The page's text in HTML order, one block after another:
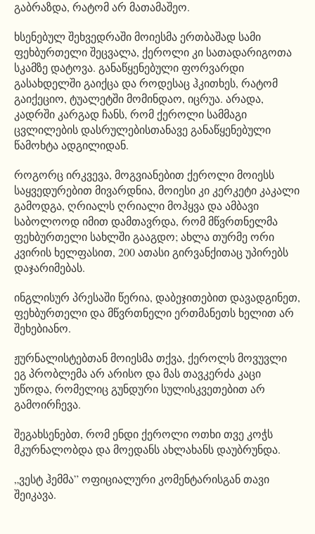
გაბრაზდა, რატომ არ მათამაშეო.
ხსენებულ შეხვედრაში მოიესმა ერთბაშად სამი
ფეხბურთელი შეცვალა, ქეროლი კი სათადარიგოთა
სკამზე დატოვა. განაწყენებული ფორვარდი
გასახდელში გაიქცა და როდესაც ჰკითხეს, რატომ
გაიქეციო, ტუალეტში მომინდაო, იცრუა. არადა,
კადრში კარგად ჩანს, რომ ქეროლი სამმაგი
ცვლილების დასრულებისთანავე განაწყენებული
წამოხტა ადგილიდან.
როგორც ირკვევა, მოგვიანებით ქეროლი მოიესს
საყვედურებით მივარდნია, მოიესი კი კერკეტი კაკალი
გამოდგა, ღრიალს ღრიალი მოჰყვა და ამბავი
საბოლოოდ იმით დამთავრდა, რომ მწვრთნელმა
ფეხბურთელი სახლში გააგდო; ახლა თურმე ორი
კვირის ხელფასით, 200 ათასი გირვანქითაც უპირებს
დაჯარიმებას.
ინგლისურ პრესაში წერია, დაბეჯითებით დავადგინეთ,
ფეხბურთელი და მწვრთნელი ერთმანეთს ხელით არ
შეხებიანო.
ჟურნალისტებთან მოიესმა თქვა, ქეროლს მოვუვლი
ეგ პრობლემა არ არისო და მას თავკერძა კაცი
უწოდა, რომელიც გუნდური სულისკვეთებით არ
გამოირჩევა.
შეგახსენებთ, რომ ენდი ქეროლი ოთხი თვე კოჭს
მკურნალობდა და მოედანს ახლახანს დაუბრუნდა.
„ვესტ ჰემმა” ოფიციალური კომენტარისგან თავი
შეიკავა.